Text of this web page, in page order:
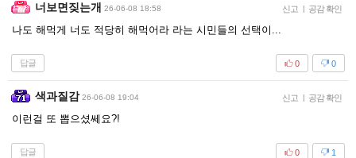
너보면짖는개 26-06-08 18:58 신고 | 공감 확인
나도 해먹게 너도 적당히 해먹어라 라는 시민들의 선택이...
답글 0
0
색과질감 26-06-08 19:04 신고 | 공감 확인
이런걸 또 뽑으셨쎄요?!
답글 1
0